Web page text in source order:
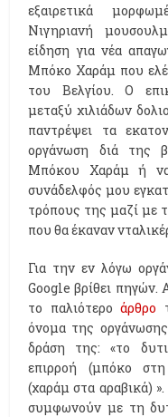
εξαιρετικά
Νιγηριανή
είδηση για νέα
Μπόκο Χαράμ που
του Βελγίου. Ο
μεταξύ χιλιάδων
παντρέψει τα
οργάνωση διά της
Μπόκου Χαράμ ή να
συνάδελφός μου
τρόπους της μαζί με
που θα έκαναν
Για την εν λόγω
Google βρίθει πηγών.
το παλιότεροάρθρο
όνομα της
δράση της: «το
επιρροή (μπόκο
(χαράμ στα αραβικά)
συμφωνούν με τη